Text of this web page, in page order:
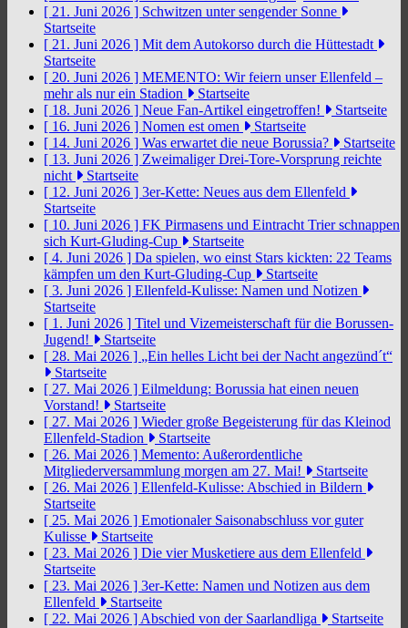
[ 21. Juni 2026 ] Schwitzen unter sengender Sonne
Startseite
[ 21. Juni 2026 ] Mit dem Autokorso durch die Hüttestadt
Startseite
[ 20. Juni 2026 ] MEMENTO: Wir feiern unser Ellenfeld –
mehr als nur ein Stadion
Startseite
[ 18. Juni 2026 ] Neue Fan-Artikel eingetroffen!
Startseite
[ 16. Juni 2026 ] Nomen est omen
Startseite
[ 14. Juni 2026 ] Was erwartet die neue Borussia?
Startseite
[ 13. Juni 2026 ] Zweimaliger Drei-Tore-Vorsprung reichte
nicht
Startseite
[ 12. Juni 2026 ] 3er-Kette: Neues aus dem Ellenfeld
Startseite
[ 10. Juni 2026 ] FK Pirmasens und Eintracht Trier schnappen
sich Kurt-Gluding-Cup
Startseite
[ 4. Juni 2026 ] Da spielen, wo einst Stars kickten: 22 Teams
kämpfen um den Kurt-Gluding-Cup
Startseite
[ 3. Juni 2026 ] Ellenfeld-Kulisse: Namen und Notizen
Startseite
[ 1. Juni 2026 ] Titel und Vizemeisterschaft für die Borussen-
Jugend!
Startseite
[ 28. Mai 2026 ] „Ein helles Licht bei der Nacht angezünd´t“
Startseite
[ 27. Mai 2026 ] Eilmeldung: Borussia hat einen neuen
Vorstand!
Startseite
[ 27. Mai 2026 ] Wieder große Begeisterung für das Kleinod
Ellenfeld-Stadion
Startseite
[ 26. Mai 2026 ] Memento: Außerordentliche
Mitgliederversammlung morgen am 27. Mai!
Startseite
[ 26. Mai 2026 ] Ellenfeld-Kulisse: Abschied in Bildern
Startseite
[ 25. Mai 2026 ] Emotionaler Saisonabschluss vor guter
Kulisse
Startseite
[ 23. Mai 2026 ] Die vier Musketiere aus dem Ellenfeld
Startseite
[ 23. Mai 2026 ] 3er-Kette: Namen und Notizen aus dem
Ellenfeld
Startseite
[ 22. Mai 2026 ] Abschied von der Saarlandliga
Startseite